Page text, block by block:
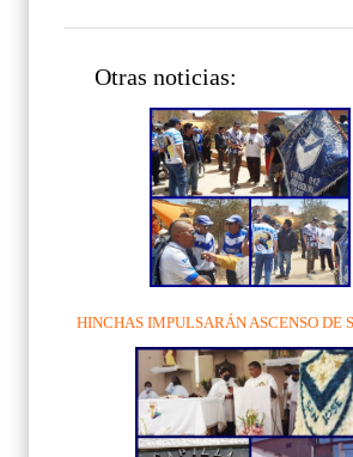
Otras noticias:
HINCHAS IMPULSARÁN ASCENSO DE